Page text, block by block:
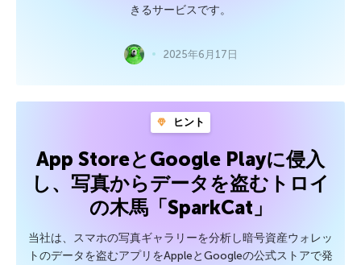
きるサービスです。
2025年6月17日
ヒント
App StoreとGoogle Playに侵入
し、写真からデータを盗むトロイ
の木馬「SparkCat」
当社は、スマホの写真ギャラリーを分析し暗号資産ウォレッ
トのデータを盗むアプリをAppleとGoogleの公式ストアで発